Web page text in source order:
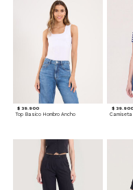
$ 39.900
Top Basico Hombro Ancho
$ 39.900
Camiseta